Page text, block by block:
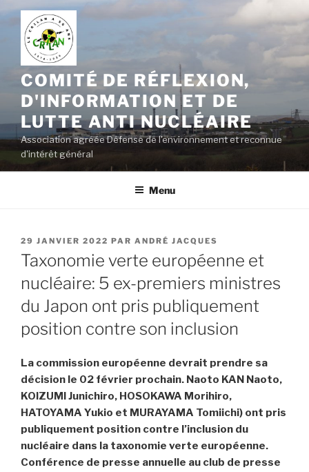
Aller
contenu
principal
COMITÉ DE RÉFLEXION,
D'INFORMATION ET DE
LUTTE ANTI NUCLÉAIRE
Association agréée Défense de l'environnement et reconnue
d'intérêt général
Menu
PUBLIÉ
LE
29 JANVIER 2022 PAR ANDRÉ JACQUES
Taxonomie verte européenne et
nucléaire: 5 ex-premiers ministres
du Japon ont pris publiquement
position contre son inclusion
La commission européenne devrait prendre sa
décision le 02 février prochain. Naoto KAN Naoto,
KOIZUMI Junichiro, HOSOKAWA Morihiro,
HATOYAMA Yukio et MURAYAMA Tomiichi) ont pris
publiquement position contre l’inclusion du
nucléaire dans la taxonomie verte européenne.
Conférence de presse annuelle au club de presse